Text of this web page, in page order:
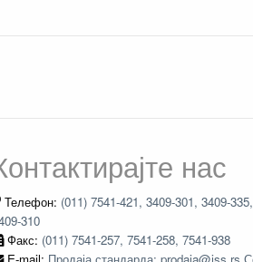
нас
Телефон: (011) 7541-421, 3409-301, 3409-
310
Факс: (011) 7541-257, 7541-258, 7541-938